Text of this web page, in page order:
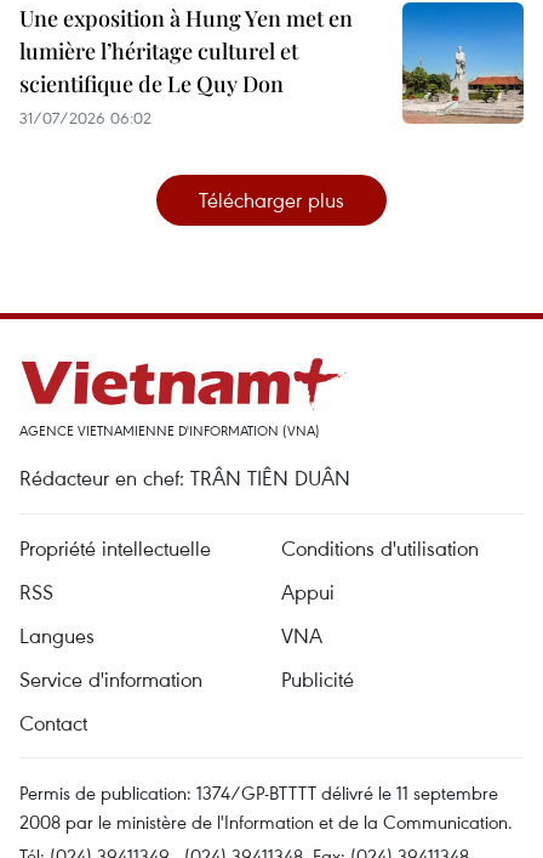
Une exposition à Hung Yen met en
lumière l’héritage culturel et
scientifique de Le Quy Don
31/07/2026 06:02
Télécharger plus
AGENCE VIETNAMIENNE D'INFORMATION (VNA)
Rédacteur en chef: TRÂN TIÊN DUÂN
Propriété intellectuelle
Conditions d'utilisation
RSS
Appui
Langues
VNA
Service d'information
Publicité
Contact
Permis de publication: 1374/GP-BTTTT délivré le 11 septembre
2008 par le ministère de l'Information et de la Communication.